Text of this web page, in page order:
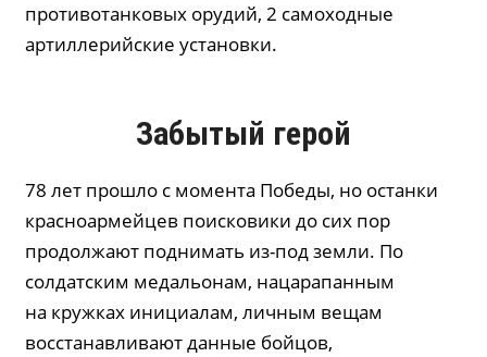
противотанковых орудий, 2 самоходные
артиллерийские установки.
Забытый герой
78 лет прошло с момента Победы, но останки
красноармейцев поисковики до сих пор
продолжают поднимать из-под земли. По
солдатским медальонам, нацарапанным
на кружках инициалам, личным вещам
восстанавливают данные бойцов,